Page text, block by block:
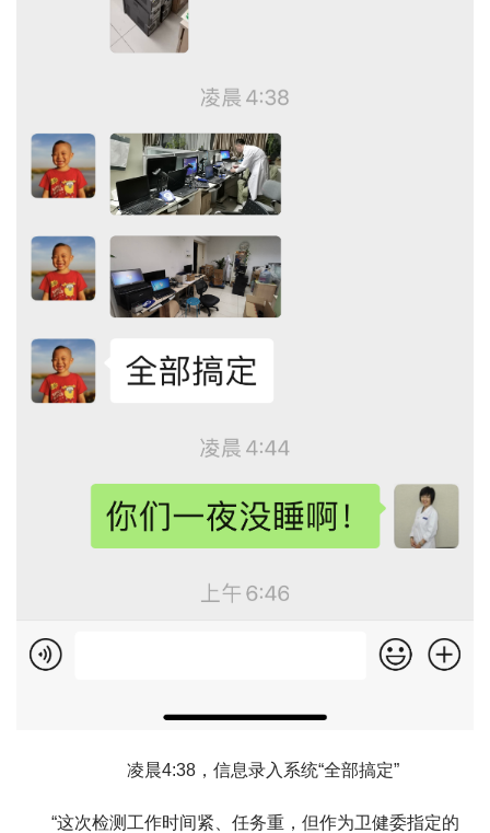
凌晨4:38，信息录入系统“全部搞定”
“这次检测工作时间紧、任务重，但作为卫健委指定的